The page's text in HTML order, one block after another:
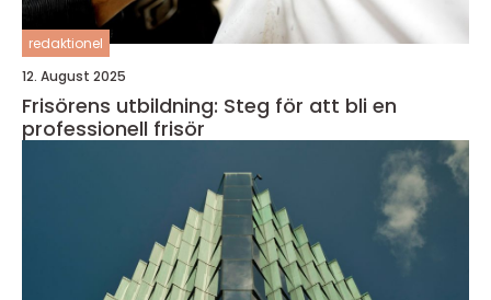
redaktionel
12. August 2025
Frisörens utbildning: Steg för att bli en
professionell frisör